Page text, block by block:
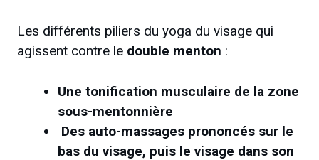
Les différents piliers du yoga du visage qui
agissent contre le double menton :
Une tonification musculaire de la zone
sous-mentonnière
Des auto-massages prononcés sur le
bas du visage, puis le visage dans son